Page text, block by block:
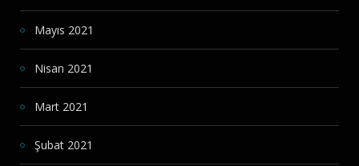
Mayıs 2021
Nisan 2021
Mart 2021
Şubat 2021